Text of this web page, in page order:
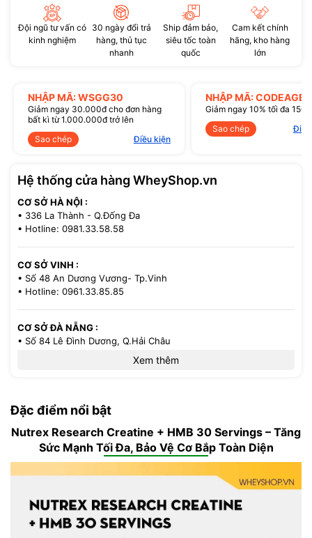
Đội ngũ tư vấn có
kinh nghiệm
30 ngày đổi trả
hàng, thủ tục
nhanh
Ship đảm bảo,
siêu tốc toàn
quốc
Cam kết chính
hãng, kho hàng
lớn
NHẬP MÃ: WSGG30
Giảm ngay 30.000đ cho đơn hàng
bất kì từ 1.000.000đ trở lên
Sao chép
Điều kiện
NHẬP MÃ:
Giảm ngay 10% tối đa
Sao chép
Hệ thống cửa hàng WheyShop.vn
CƠ SỞ HÀ NỘI :
• 336 La Thành - Q.Đống Đa
• Hotline: 0981.33.58.58
CƠ SỞ VINH :
• Số 48 An Dương Vương- Tp.Vinh
• Hotline: 0961.33.85.85
CƠ SỞ ĐÀ NẴNG :
• Số 84 Lê Đình Dương, Q.Hải Châu
• 521/36 Cách Mạng Tháng 8 - P.13 - Q.10
• Hotline: 0971.33.85.85
Xem thêm
Đặc điểm nổi bật
Nutrex Research Creatine + HMB 30 Servings – Tăng
Sức Mạnh Tối Đa, Bảo Vệ Cơ Bắp Toàn Diện